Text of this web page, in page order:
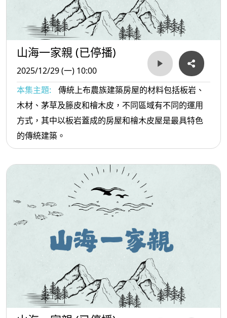
山海一家親 (已停播)
2025/12/29 (一) 10:00
本集主題:
傳統上布農族建築房屋的材料包括板岩、
木材、茅草及籐皮和檜木皮，不同區域有不同的運用
方式，其中以板岩蓋成的房屋和檜木皮屋是最具特色
的傳統建築。